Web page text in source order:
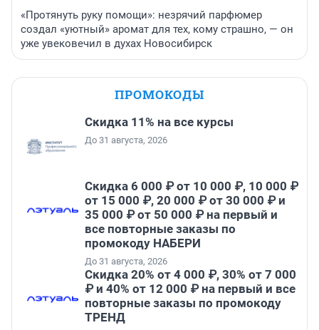
«Протянуть руку помощи»: незрячий парфюмер
создал «уютный» аромат для тех, кому страшно, — он
уже увековечил в духах Новосибирск
ПРОМОКОДЫ
Скидка 11% на все курсы
До 31 августа, 2026
Скидка 6 000 ₽ от 10 000 ₽, 10 000 ₽
от 15 000 ₽, 20 000 ₽ от 30 000 ₽ и
35 000 ₽ от 50 000 ₽ на первый и
все повторные заказы по
промокоду НАБЕРИ
До 31 августа, 2026
Скидка 20% от 4 000 ₽, 30% от 7 000
₽ и 40% от 12 000 ₽ на первый и все
повторные заказы по промокоду
ТРЕНД